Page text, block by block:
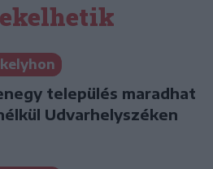
település maradhat
Udvarhelyszéken